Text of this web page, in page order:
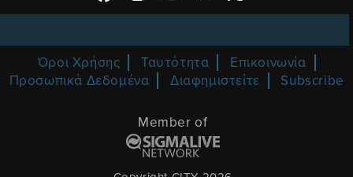
Όροι Χρήσης Ταυτότητα
Επικοινωνία
Προσωπικά Δεδομένα
Διαφημιστείτε Subscribe
Member of